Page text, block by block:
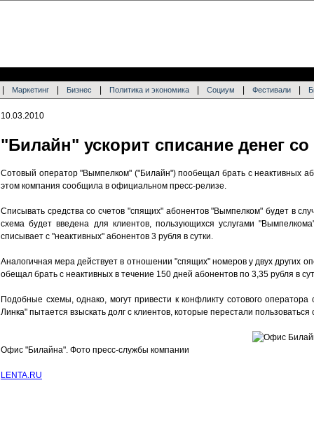
Маркетинг Бизнес Политика и экономика Социум Фестивали
10.03.2010
"Билайн" ускорит списание денег
Сотовый оператор "Вымпелком" ("Билайн") пообещал брать с неактивных
этом компания сообщила в официальном пресс-релизе.
Списывать средства со счетов "спящих" абонентов "Вымпелком" будет в
схема будет введена для клиентов, пользующихся услугами
списывает с "неактивных" абонентов 3 рубля в сутки.
Аналогичная мера действует в отношении "спящих" номеров у двух
обещал брать с неактивных в течение 150 дней абонентов по 3,35 рубля в
Подобные схемы, однако, могут привести к конфликту сотового
Линка" пытается взыскать долг с клиентов, которые перестали
Офис "Билайна". Фото пресс-службы компании
LENTA.RU